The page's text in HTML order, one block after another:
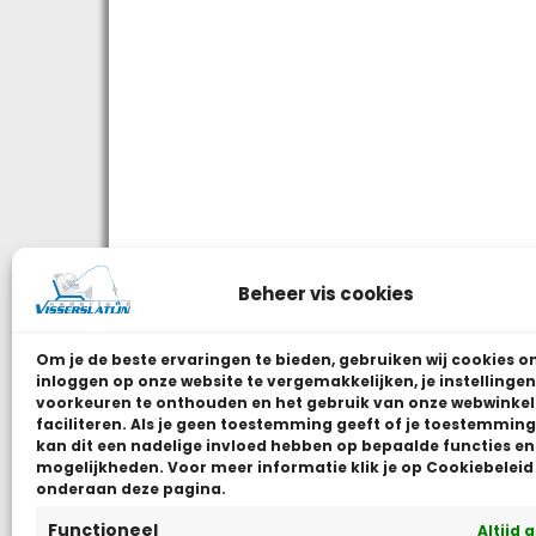
Beheer vis cookies
Om je de beste ervaringen te bieden, gebruiken wij cookies
inloggen op onze website te vergemakkelijken, je
voorkeuren te onthouden en het gebruik van onze
faciliteren. Als je geen toestemming geeft of je
kan dit een nadelige invloed hebben op bepaalde functies en
mogelijkheden. Voor meer informatie klik je op Cookiebeleid
onderaan deze pagina.
Functioneel Altijd